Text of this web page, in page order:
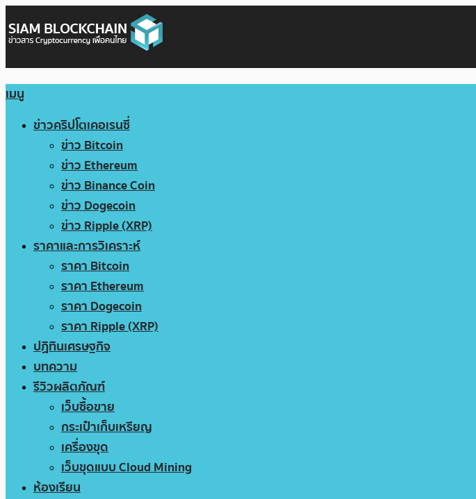
เมนู
ข่าวคริปโตเคอเรนซี่
ข่าว Bitcoin
ข่าว Ethereum
ข่าว Binance Coin
ข่าว Dogecoin
ข่าว Ripple (XRP)
ราคาและการวิเคราะห์
ราคา Bitcoin
ราคา Ethereum
ราคา Dogecoin
ราคา Ripple (XRP)
ปฏิทินเศรษฐกิจ
บทความ
รีวิวผลิตภัณฑ์
เว็บซื้อขาย
กระเป๋าเก็บเหรียญ
เครื่องขุด
เว็บขุดแบบ Cloud Mining
ห้องเรียน